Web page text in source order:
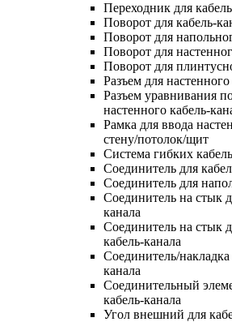
Переходник для
Поворот для кабель-
Поворот для
Поворот для
Поворот для
Разъем для
Разъем уравнивания
настенного кабель-
Рамка для ввода
стену/потолок/щит
Система гибких
Соединитель для
Соединитель для
Соединитель на стык
канала
Соединитель на стык
кабель-канала
Соединитель/
канала
Соединительный
кабель-канала
Угол внешний для